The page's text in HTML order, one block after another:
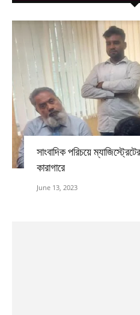
সাংবাদিক পরিচয়ে
কারাগারে
June 13, 2023